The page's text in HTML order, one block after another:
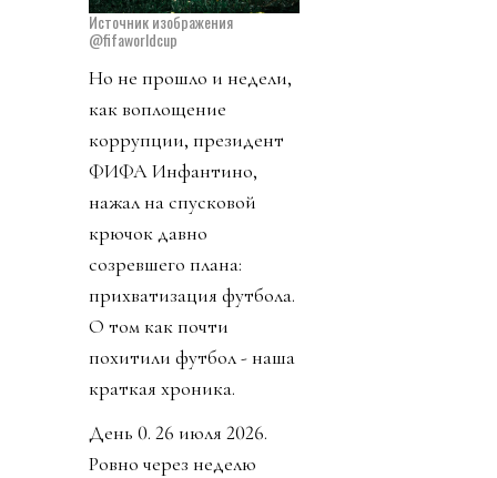
Источник изображения
@fifaworldcup
Но не прошло и недели,
как воплощение
коррупции, президент
ФИФА Инфантино,
нажал на спусковой
крючок давно
созревшего плана:
прихватизация футбола.
О том как почти
похитили футбол - наша
краткая хроника.
День 0. 26 июля 2026.
Ровно через неделю